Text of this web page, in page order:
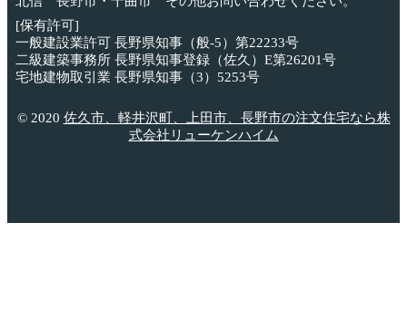
[保有許可]
一般建設業許可 長野県知事（般-5）第22233号
二級建築事務所 長野県知事登録（佐久）E第26201号
宅地建物取引業 長野県知事（3）5253号
© 2020 佐久市、軽井沢町、上田市、長野市の注文住宅なら株
式会社リューケンハイム